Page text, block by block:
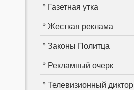
Газетная утка
Жесткая реклама
Законы Политца
Рекламный очерк
Телевизионный диктор